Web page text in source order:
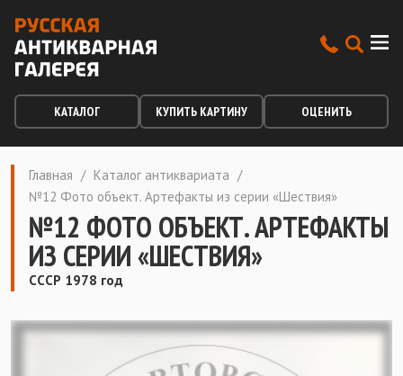
КАТАЛОГ КУПИТЬ КАРТИНУ ОЦЕНИТЬ
Главная / Каталог антиквариата /
№12 Фото объект. Артефакты из серии «Шествия»
№12 ФОТО ОБЪЕКТ. АРТЕФАКТЫ
ИЗ СЕРИИ «ШЕСТВИЯ»
СССР 1978 год